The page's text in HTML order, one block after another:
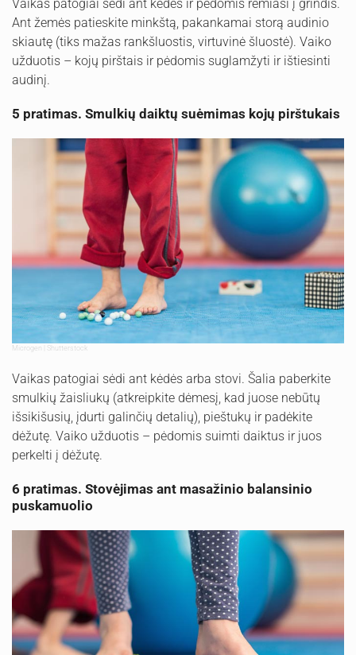
Vaikas patogiai sėdi ant kėdės ir pėdomis remiasi į grindis.
Ant žemės patieskite minkštą, pakankamai storą audinio
skiautę (tiks mažas rankšluostis, virtuvinė šluostė). Vaiko
užduotis – kojų pirštais ir pėdomis suglamžyti ir ištiesinti
audinį.
5 pratimas. Smulkių daiktų suėmimas kojų pirštukais
Microgen | Shutterstock
Vaikas patogiai sėdi ant kėdės arba stovi. Šalia paberkite
smulkių žaisliukų (atkreipkite dėmesį, kad juose nebūtų
išsikišusių, įdurti galinčių detalių), pieštukų ir padėkite
dėžutę. Vaiko užduotis – pėdomis suimti daiktus ir juos
perkelti į dėžutę.
6 pratimas. Stovėjimas ant masažinio balansinio
puskamuolio